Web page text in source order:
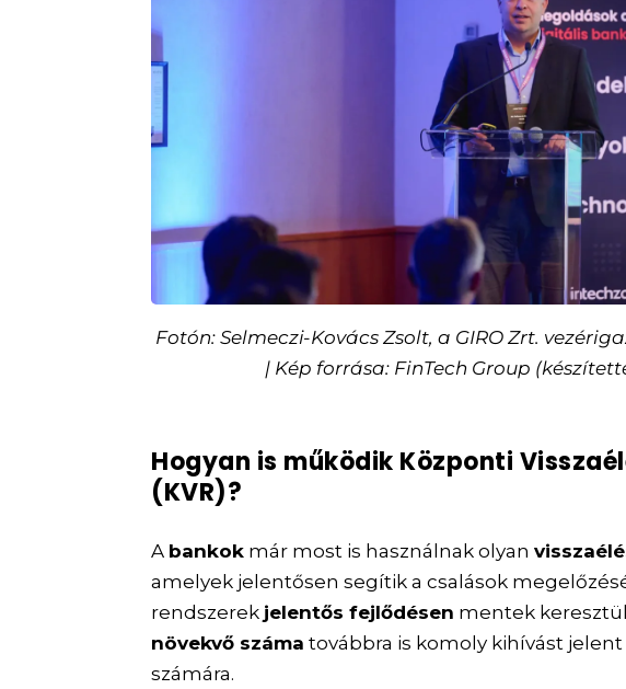
Fotón: Selmeczi-Kovács Zsolt, a GIRO Zrt.
| Kép forrása: FinTech Group
Hogyan is működik Központi
(KVR)?
A bankok már most is használnak olyan
amelyek jelentősen segítik a csalások
rendszerek jelentős fejlődésen mentek
növekvő száma továbbra is komoly kihívást
számára.